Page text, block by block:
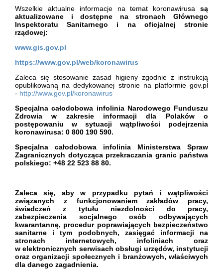
Wszelkie aktualne informacje na temat koronawirusa są
aktualizowane i dostępne na stronach Głównego
Inspektoratu Sanitarnego i na oficjalnej stronie
rządowej:
www.gis.gov.pl
https://www.gov.pl/web/koronawirus
Zaleca się stosowanie zasad higieny zgodnie z instrukcją
opublikowaną na dedykowanej stronie na platformie gov.pl
- http://www.gov.pl/koronawirus
Specjalna całodobowa infolinia Narodowego Funduszu
Zdrowia w zakresie informacji dla Polaków o
postępowaniu w sytuacji wątpliwości podejrzenia
koronawirusa: 0 800 190 590.
Specjalna całodobowa infolinia Ministerstwa Spraw
Zagranicznych dotycząca przekraczania granic państwa
polskiego: +48 22 523 88 80.
Zaleca się, aby w przypadku pytań i wątpliwości
związanych z funkcjonowaniem zakładów pracy,
świadczeń z tytułu niezdolności do pracy,
zabezpieczenia socjalnego osób odbywających
kwarantannę, procedur poprawiających bezpieczeństwo
sanitarne i tym podobnych, zasięgać informacji na
stronach internetowych, infoliniach oraz
w elektronicznych serwisach obsługi urzędów, instytucji
oraz organizacji społecznych i branżowych, właściwych
dla danego zagadnienia.